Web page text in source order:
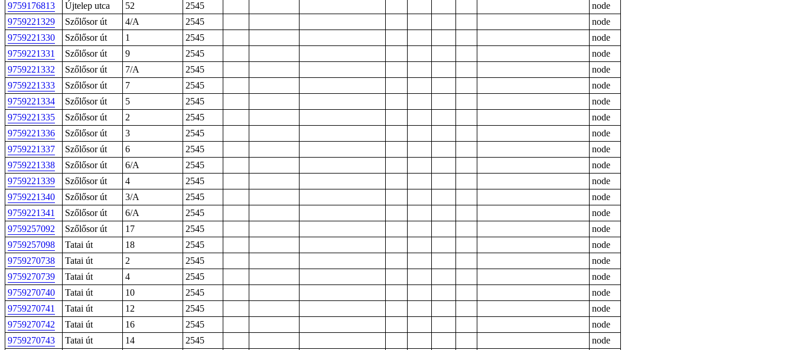
9759176813
Újtelep utca 52 2545
node
9759221329
Szőlősor út 4/A 2545
node
9759221330
Szőlősor út 1 2545
node
9759221331
Szőlősor út 9 2545
node
9759221332
Szőlősor út 7/A 2545
node
9759221333
Szőlősor út 7 2545
node
9759221334
Szőlősor út 5 2545
node
9759221335
Szőlősor út 2 2545
node
9759221336
Szőlősor út 3 2545
node
9759221337
Szőlősor út 6 2545
node
9759221338
Szőlősor út 6/A 2545
node
9759221339
Szőlősor út 4 2545
node
9759221340
Szőlősor út 3/A 2545
node
9759221341
Szőlősor út 6/A 2545
node
9759257092
Szőlősor út 17 2545
node
9759257098
Tatai út 18 2545
node
9759270738
Tatai út 2 2545
node
9759270739
Tatai út 4 2545
node
9759270740
Tatai út 10 2545
node
9759270741
Tatai út 12 2545
node
9759270742
Tatai út 16 2545
node
9759270743
Tatai út 14 2545 node